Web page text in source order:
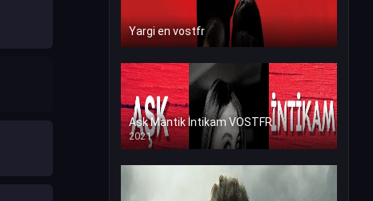
Yargi en vostfr
Ask Mantik İntikam VOSTFR
2021